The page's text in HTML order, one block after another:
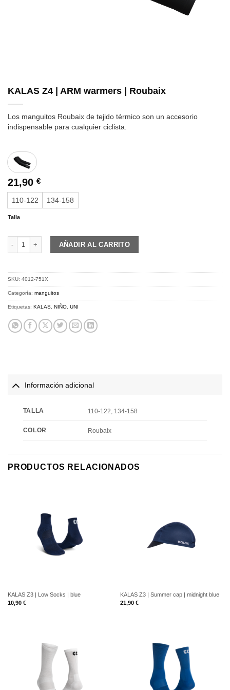
KALAS Z4 | ARM warmers | Roubaix
Los manguitos Roubaix de tejido térmico son un accesorio
indispensable para cualquier ciclista.
21,90 €
110-122 134-158
Talla
KALAS Z4 | ARM warmers | Roubaix cantidad
AÑADIR AL CARRITO
SKU: 4012-751X
Categoría: manguitos
Etiquetas: KALAS NIÑO UNI
Información adicional
TALLA 110-122, 134-158
COLOR Roubaix
PRODUCTOS RELACIONADOS
KALAS Z3 | Low Socks | blue
10,90 €
KALAS Z3 | Summer cap | midnight blue
21,90 €